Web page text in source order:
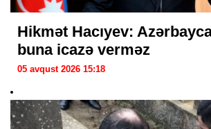
Hikmət Hacıyev:
buna icazə verməz
05 avqust 2026 15:18